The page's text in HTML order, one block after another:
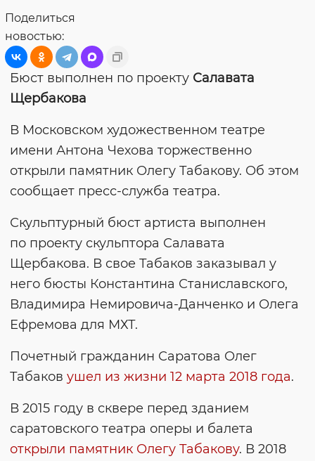
Поделиться
новостью:
Бюст выполнен по проекту Салавата
Щербакова
В Московском художественном театре
имени Антона Чехова торжественно
открыли памятник Олегу Табакову. Об этом
сообщает пресс-служба театра.
Скульптурный бюст артиста выполнен
по проекту скульптора Салавата
Щербакова. В свое Табаков заказывал у
него бюсты Константина Станиславского,
Владимира Немировича-Данченко и Олега
Ефремова для МХТ.
Почетный гражданин Саратова Олег
Табаков ушел из жизни 12 марта 2018 года.
В 2015 году в сквере перед зданием
саратовского театра оперы и балета
открыли памятник Олегу Табакову. В 2018